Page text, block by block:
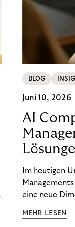
BLOG
Juni 10, 2026
AI
Im heutigen
eine neue
MEHR LESEN